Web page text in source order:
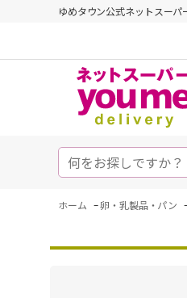
ゆめタウン公式ネットスーパ
ホーム -卵・乳製品・パン